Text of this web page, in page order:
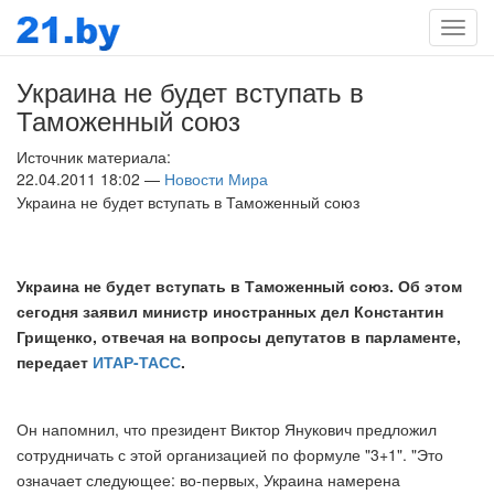
Меню
Украина не будет вступать в
Таможенный союз
Источник материала:
22.04.2011 18:02 — Новости Мира
Украина не будет вступать в Таможенный союз
Украина не будет вступать в Таможенный союз. Об этом
сегодня заявил министр иностранных дел Константин
Грищенко, отвечая на вопросы депутатов в парламенте,
передает ИТАР-ТАСС.
Он напомнил, что президент Виктор Янукович предложил
сотрудничать с этой организацией по формуле "3+1". "Это
означает следующее: во-первых, Украина намерена